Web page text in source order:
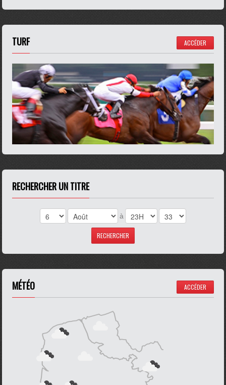
TURF ACCÉDER
RECHERCHER UN TITRE
à
MÉTÉO ACCÉDER